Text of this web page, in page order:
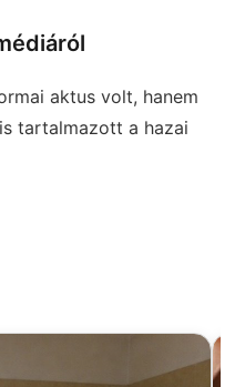
aktus volt, hanem
tartalmazott a hazai